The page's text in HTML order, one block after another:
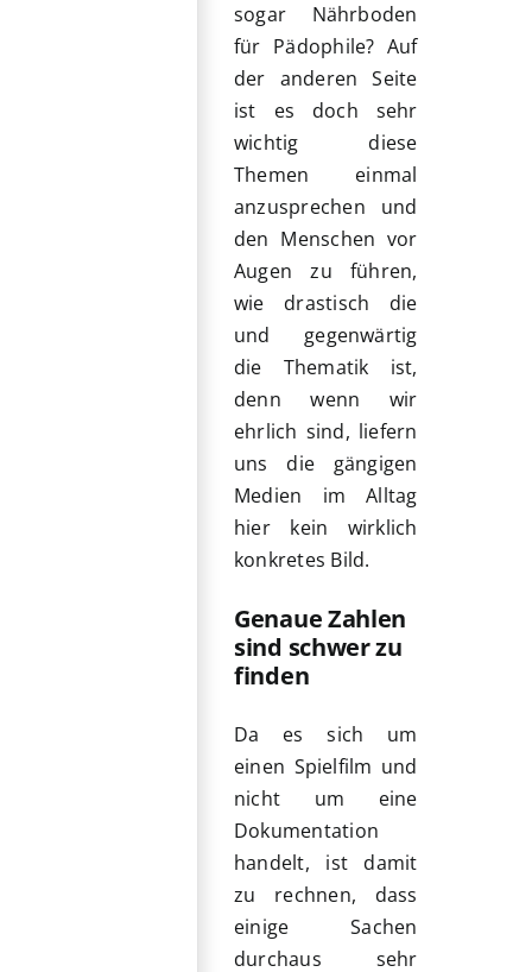
sogar Nährboden
für Pädophile? Auf
der anderen Seite
ist es doch sehr
wichtig diese
Themen einmal
anzusprechen und
den Menschen vor
Augen zu führen,
wie drastisch die
und gegenwärtig
die Thematik ist,
denn wenn wir
ehrlich sind, liefern
uns die gängigen
Medien im Alltag
hier kein wirklich
konkretes Bild.
Genaue Zahlen
sind schwer zu
finden
Da es sich um
einen Spielfilm und
nicht um eine
Dokumentation
handelt, ist damit
zu rechnen, dass
einige Sachen
durchaus sehr